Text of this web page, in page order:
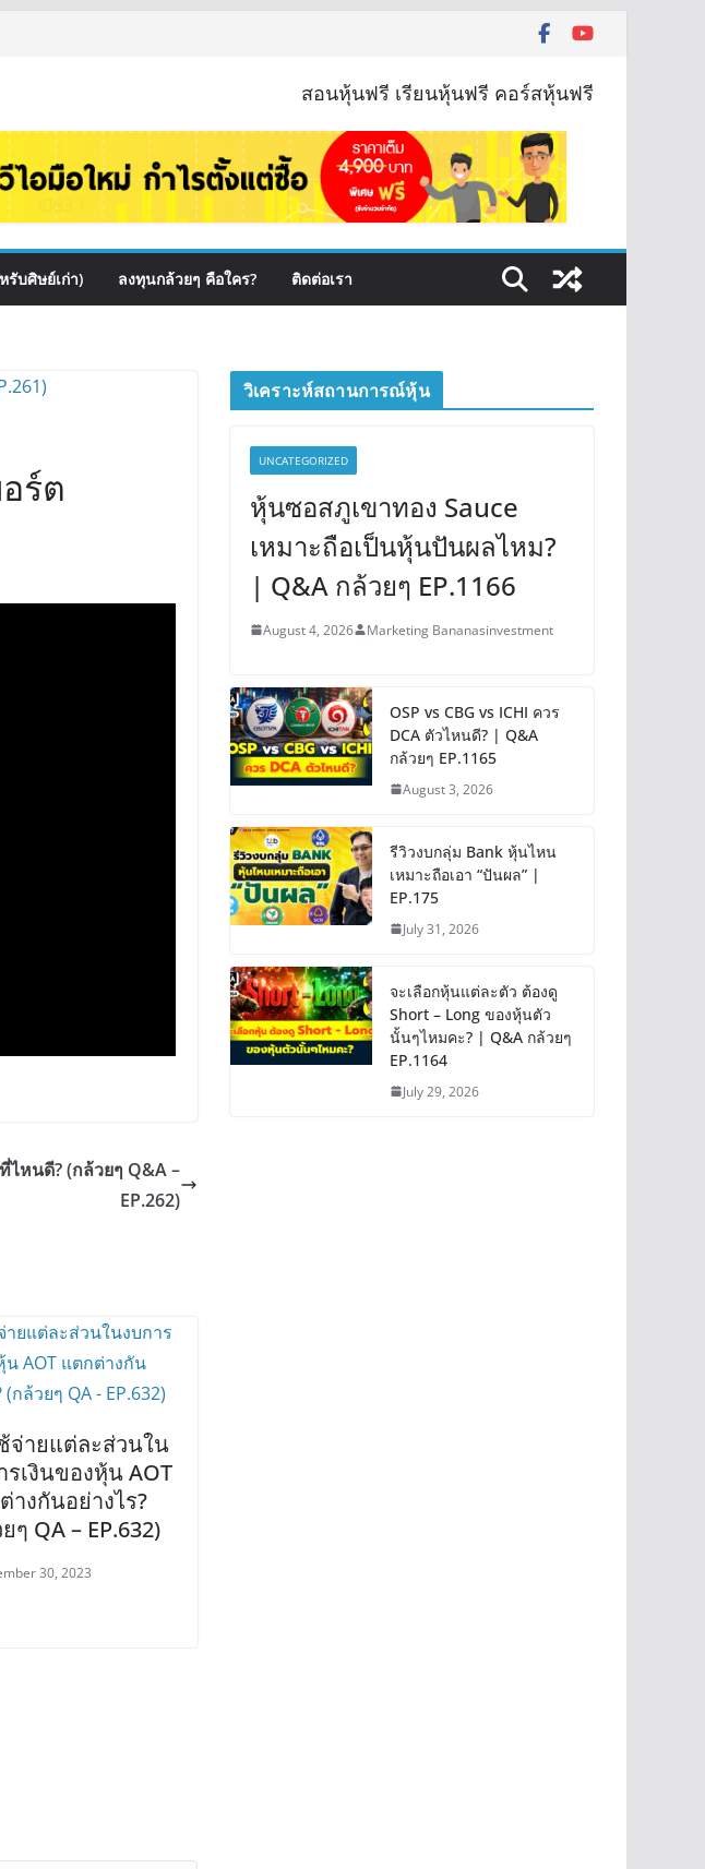
สอนหุ้นฟรี เรียนหุ้นฟรี คอร์สหุ้นฟรี
รับศิษย์เก่า) ลงทุนกล้วยๆ คือใคร? ติดต่อเรา
ร์ต
หนดี? (กล้วยๆ Q&A –
EP.262)
จ่ายแต่ละส่วนใน
รเงินของหุ้น AOT
างกันอย่างไร?
ๆ QA – EP.632)
30, 2023
วิเคราะห์สถานการณ์หุ้น
UNCATEGORIZED
หุ้นซอสภูเขาทอง Sauce
เหมาะถือเป็นหุ้นปันผลไหม?
| Q&A กล้วยๆ EP.1166
August 4, 2026 Marketing Bananasinvestment
OSP vs CBG vs ICHI ควร
DCA ตัวไหนดี? | Q&A
กล้วยๆ EP.1165
August 3, 2026
รีวิวงบกลุ่ม Bank หุ้นไหน
เหมาะถือเอา “ปันผล” |
EP.175
July 31, 2026
จะเลือกหุ้นแต่ละตัว ต้องดู
Short – Long ของหุ้นตัว
นั้นๆไหมคะ? | Q&A กล้วยๆ
EP.1164
July 29, 2026